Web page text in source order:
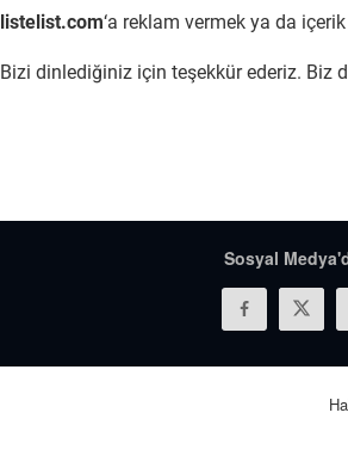
listelist.com‘a reklam vermek ya da
Bizi dinlediğiniz için teşekkür ederiz. Biz
Sosyal